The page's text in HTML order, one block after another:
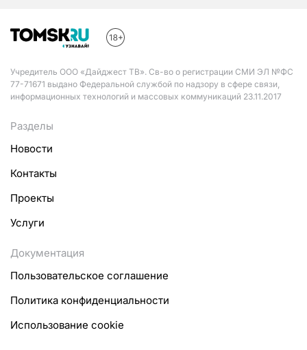
Учредитель ООО «Дайджест ТВ». Св-во о регистрации СМИ ЭЛ №ФС
77-71671 выдано Федеральной службой по надзору в сфере связи,
информационных технологий и массовых коммуникаций 23.11.2017
Разделы
Новости
Контакты
Проекты
Услуги
Документация
Пользовательское соглашение
Политика конфиденциальности
Использование cookie